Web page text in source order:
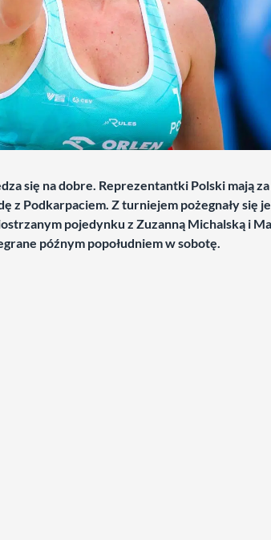
się na dobre. Reprezentantki Polski mają za
z Podkarpaciem. Z turniejem pożegnały się
pojedynku z Zuzanną Michalską i
późnym popołudniem w sobotę.